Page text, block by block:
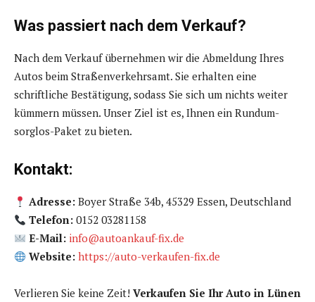
Was passiert nach dem Verkauf?
Nach dem Verkauf übernehmen wir die Abmeldung Ihres
Autos beim Straßenverkehrsamt. Sie erhalten eine
schriftliche Bestätigung, sodass Sie sich um nichts weiter
kümmern müssen. Unser Ziel ist es, Ihnen ein Rundum-
sorglos-Paket zu bieten.
Kontakt:
Adresse: Boyer Straße 34b, 45329 Essen, Deutschland
Telefon: 0152 03281158
E-Mail: info@autoankauf-fix.de
Website: https://auto-verkaufen-fix.de
Verlieren Sie keine Zeit! Verkaufen Sie Ihr Auto in Lünen